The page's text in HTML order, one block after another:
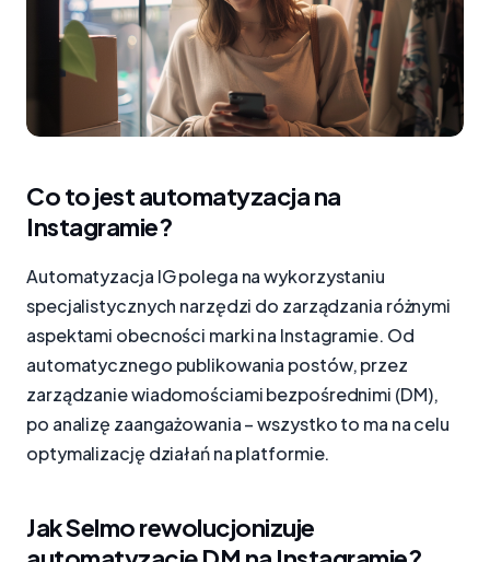
Co to jest automatyzacja na
Instagramie?
Automatyzacja IG polega na wykorzystaniu
specjalistycznych narzędzi do zarządzania różnymi
aspektami obecności marki na Instagramie. Od
automatycznego publikowania postów, przez
zarządzanie wiadomościami bezpośrednimi (DM),
po analizę zaangażowania – wszystko to ma na celu
optymalizację działań na platformie.
Jak Selmo rewolucjonizuje